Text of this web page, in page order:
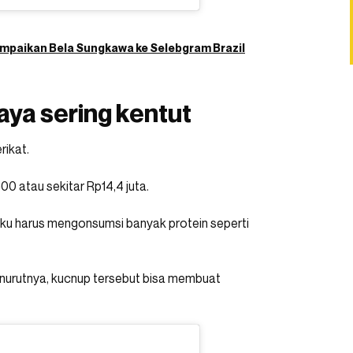
Bela Sungkawa ke Selebgram Brazil
sering kentut
atau sekitar Rp14,4 juta.
harus mengonsumsi banyak protein seperti
kucnup tersebut bisa membuat